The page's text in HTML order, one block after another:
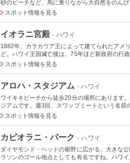
砂のビーチなど、馬に乗りながら大自然をのん
スポット情報を見る
イオラニ宮殿 - ハワイ
1882年、カラカウア王によって建てられたアメ
ど。ハワイ王国滅亡後は、75年ほど新政府の行
スポット情報を見る
アロハ・スタジアム - ハワイ
ワイキキビーチから徒歩20分の場所にあります
ジアムです。週3回、スワップミートという名前
スポット情報を見る
カピオラニ・パーク - ハワイ
ダイヤモンド・ヘッドの裾野に広がる、大きな
ラソンのゴール地点としても有名ですね。ハワ